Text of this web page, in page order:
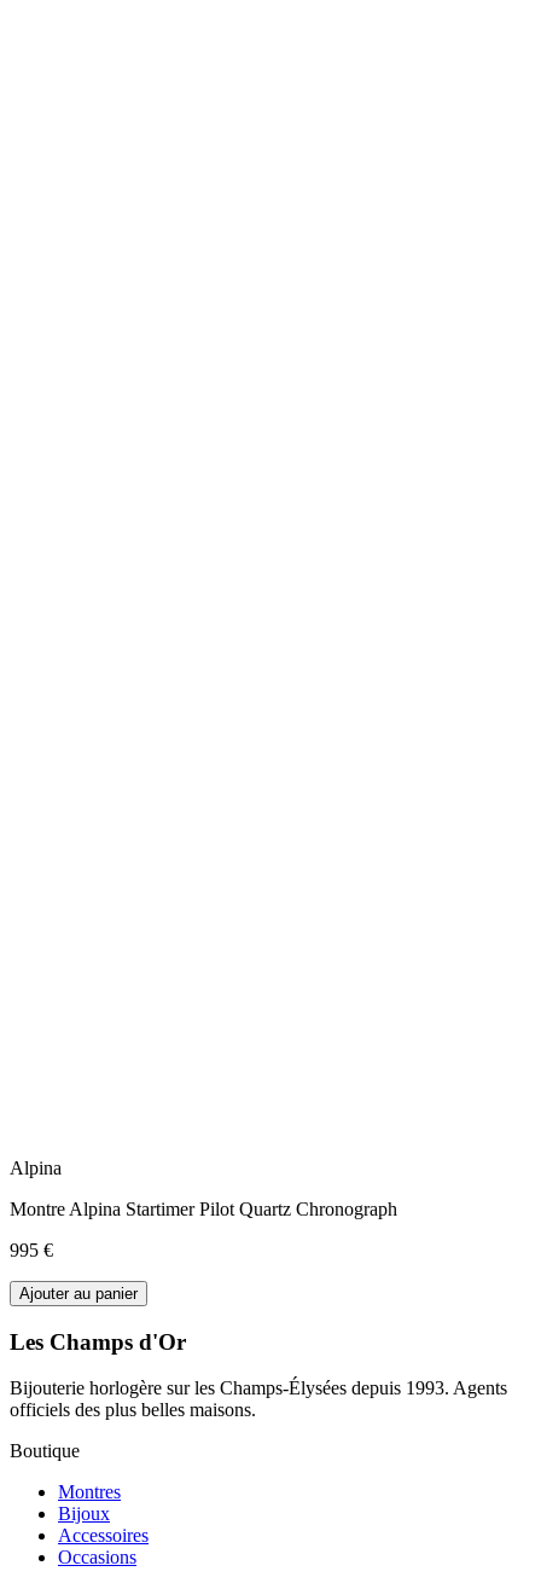
Alpina
Montre Alpina Startimer Pilot Quartz Chronograph
995 €
Ajouter au panier
Les Champs d'Or
Bijouterie horlogère sur les Champs-Élysées depuis 1993. Agents
officiels des plus belles maisons.
Boutique
Montres
Bijoux
Accessoires
Occasions